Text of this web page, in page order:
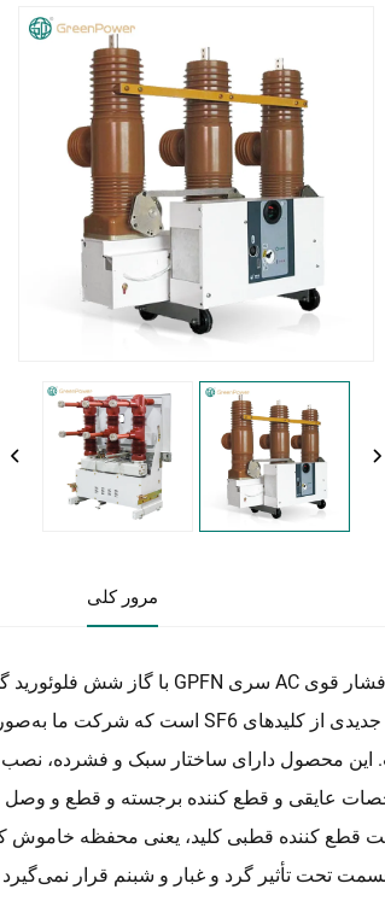
مرور کلی
محصول دارای ساختار سبک و فشرده، نصب
عایقی و قطع کننده برجسته و قطع و وصل
قطع کننده قطبی کلید، یعنی محفظه خاموش
تحت تأثیر گرد و غبار و شبنم قرار